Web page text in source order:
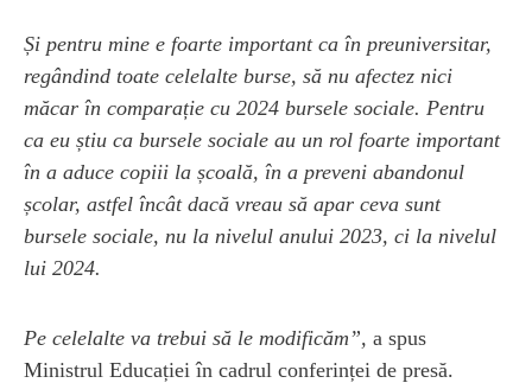
Și pentru mine e foarte important ca în preuniversitar,
regândind toate celelalte burse, să nu afectez nici
măcar în comparație cu 2024 bursele sociale. Pentru
ca eu știu ca bursele sociale au un rol foarte important
în a aduce copiii la școală, în a preveni abandonul
școlar, astfel încât dacă vreau să apar ceva sunt
bursele sociale, nu la nivelul anului 2023, ci la nivelul
lui 2024.
Pe celelalte va trebui să le modificăm”, a spus
Ministrul Educației în cadrul conferinței de presă.